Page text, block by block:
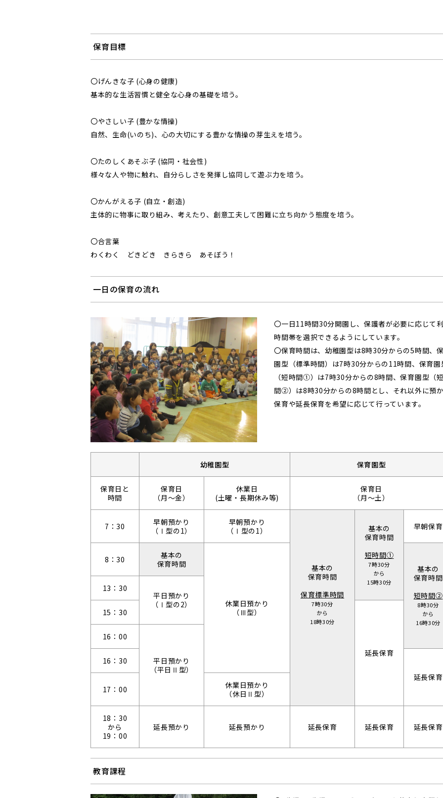
保育目標
〇げんきな子 (心身の健康)
基本的な生活習慣と健全な心身の基礎を培う。
〇やさしい子 (豊かな情操)
自然、生命(いのち)、心の大切にする豊かな情操の芽生えを培う。
〇たのしくあそぶ子 (協同・社会性)
様々な人や物に触れ、自分らしさを発揮し協同して遊ぶ力を培う。
〇かんがえる子 (自立・創造)
主体的に物事に取り組み、考えたり、創意工夫して困難に立ち向かう態度を培う。
〇合言葉
わくわく どきどき きらきら あそぼう！
一日の保育の流れ
〇一日11時間30分開園し、保護者が必要に応じて
時間帯を選択できるようにしています。
〇保育時間は、幼稚園型は8時30分からの5時間、
園型（標準時間）は7時30分からの11時間、保育園
（短時間①）は7時30分からの8時間、保育園型（
間②）は8時30分からの8時間とし、それ以外に預
保育や延長保育を希望に応じて行っています。
幼稚園型 保育園型
保育日と
時間
保育日
（月～金）
休業日
(土曜・長期休み等)
保育日
（月～土）
7：30
早朝預かり
（Ⅰ型の1）
早朝預かり
（Ⅰ型の1）
基本の
保育時間
保育標準時間
7時30分
から
18時30分
基本の
保育時間
短時間①
7時30分
から
15時30分
早朝保育
8：30
基本の
保育時間
休業日預かり
（Ⅲ型）
基本の
保育時間
短時間②
8時30分
から
16時30分
13：30
平日預かり
（Ⅰ型の2）
15：30
延長保育
16：00
平日預かり
（平日Ⅱ型）
16：30
延長保育
17：00
休業日預かり
（休日Ⅱ型）
18：30
から
19：00
延長預かり 延長預かり 延長保育 延長保育 延長保育
教育課程